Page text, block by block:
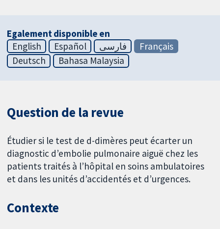
Egalement disponible en
English
Español فارسی
Français
Deutsch
Bahasa Malaysia
Question de la revue
Étudier si le test de d-dimères peut écarter un
diagnostic d’embolie pulmonaire aiguë chez les
patients traités à l’hôpital en soins ambulatoires
et dans les unités d’accidentés et d’urgences.
Contexte